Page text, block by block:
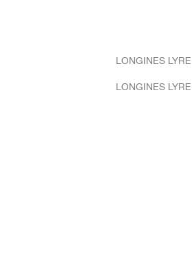
LONGINES LYRE
LONGINES LYRE